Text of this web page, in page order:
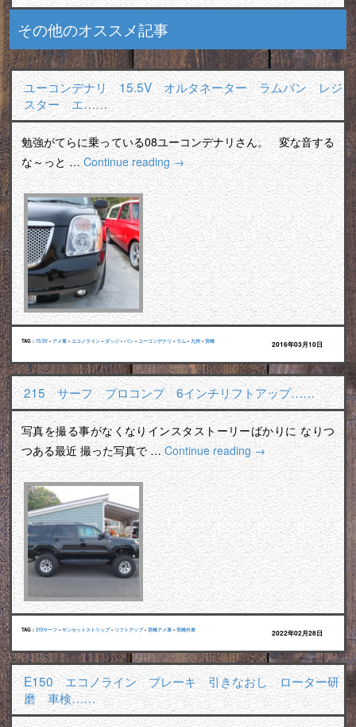
その他のオススメ記事
ユーコンデナリ 15.5V オルタネーター ラムバン レジ
スター エ……
勉強がてらに乗っている08ユーコンデナリさん。 変な音する
な～っと …Continue reading→
TAG : 15.5V • アメ車 • エコノライン • ダッジ • バン • ユーコンデナリ • ラム • 九州 • 宮崎 2016年03月10日
215 サーフ プロコンプ 6インチリフトアップ……
写真を撮る事がなくなりインスタストーリーばかりに なりつ
つある最近 撮った写真で …Continue reading→
TAG : 215サーフ • サンセットストリップ• リフトアップ• 宮崎アメ車 • 宮崎外車 2022年02月28日
E150 エコノライン ブレーキ 引きなおし ローター研
磨 車検……